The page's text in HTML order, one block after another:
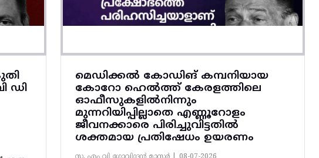
ഡി
മെഡിക്കൽ കോഡിങ് കമ്പനിയായ
കോറോ ഹെൽത്ത് കേരളത്തിലെ
ഓഫീസുകളിൽനിന്നും
മുന്നറിയിപ്പില്ലാതെ എണ്ണൂറോളം
ജീവനക്കാരെ പിരിച്ചുവിട്ടതിൽ‌
ശക്തമായ പ്രതിഷേധം ഉയരണം